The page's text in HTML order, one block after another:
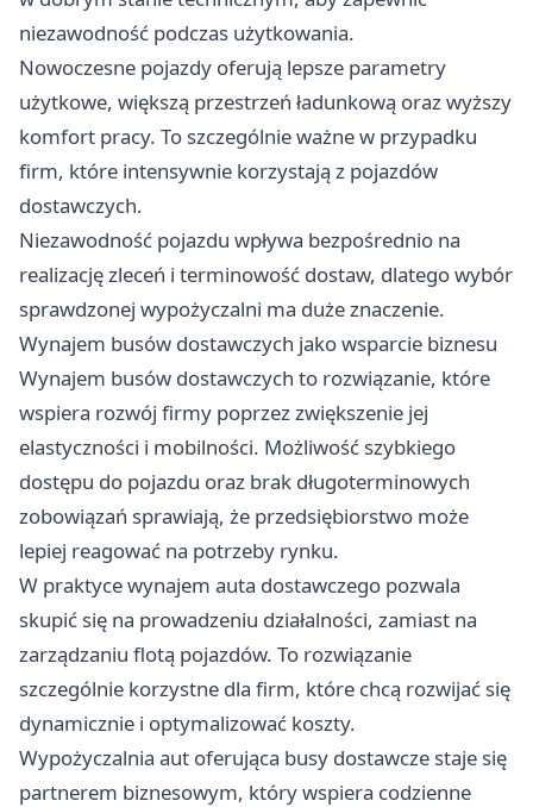
niezawodność podczas użytkowania.
Nowoczesne pojazdy oferują lepsze parametry
użytkowe, większą przestrzeń ładunkową oraz wyższy
komfort pracy. To szczególnie ważne w przypadku
firm, które intensywnie korzystają z pojazdów
dostawczych.
Niezawodność pojazdu wpływa bezpośrednio na
realizację zleceń i terminowość dostaw, dlatego wybór
sprawdzonej wypożyczalni ma duże znaczenie.
Wynajem busów dostawczych jako wsparcie biznesu
Wynajem busów dostawczych to rozwiązanie, które
wspiera rozwój firmy poprzez zwiększenie jej
elastyczności i mobilności. Możliwość szybkiego
dostępu do pojazdu oraz brak długoterminowych
zobowiązań sprawiają, że przedsiębiorstwo może
lepiej reagować na potrzeby rynku.
W praktyce wynajem auta dostawczego pozwala
skupić się na prowadzeniu działalności, zamiast na
zarządzaniu flotą pojazdów. To rozwiązanie
szczególnie korzystne dla firm, które chcą rozwijać się
dynamicznie i optymalizować koszty.
Wypożyczalnia aut oferująca busy dostawcze staje się
partnerem biznesowym, który wspiera codzienne